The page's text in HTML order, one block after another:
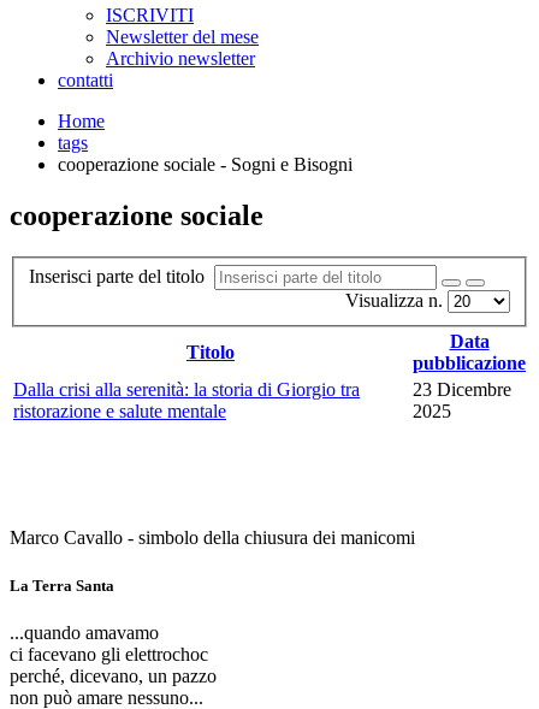
ISCRIVITI
Newsletter del mese
Archivio newsletter
contatti
Home
tags
cooperazione sociale - Sogni e Bisogni
cooperazione sociale
Inserisci parte del titolo
Visualizza n.
Titolo
Data
pubblicazione
Dalla crisi alla serenità: la storia di Giorgio tra
ristorazione e salute mentale
23 Dicembre
2025
Marco Cavallo - simbolo della chiusura dei manicomi
La Terra Santa
...quando amavamo
ci facevano gli elettrochoc
perché, dicevano, un pazzo
non può amare nessuno...